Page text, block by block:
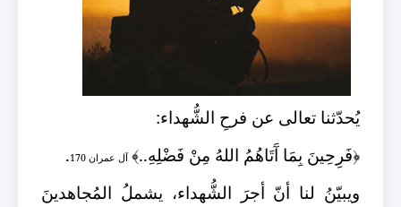
يُحدّثنا تعالى عن فرحِ الشُّهداء:
﴿فَرِحِينَ بِمَا آَتَاهُمُ اللهُ مِنْ فَضْلِهِ..﴾ آل عمران 170
.
ويبيّنُ لنا أنّ أجرَ الشُّهداء، يشملُ المُجاهدينَ